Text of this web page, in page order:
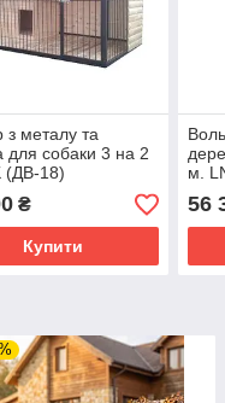
з металу та
для собаки 3 на 2
(ДВ-18)
₴
Купити
м.
56